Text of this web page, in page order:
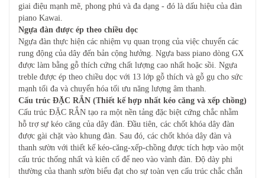
giai điệu mạnh mẽ, phong phú và đa dạng - đó là dấu hiệu của đàn
piano Kawai.
Ngựa đàn được ép theo chiều dọc
Ngựa đàn thực hiện các nhiệm vụ quan trọng của việc chuyển các
rung động của dây đến bản cộng hưởng. Ngựa bass piano dòng GX
được làm bằng gỗ thích cứng chất lượng cao nhất hoặc sồi. Ngựa
treble được ép theo chiều dọc với 13 lớp gỗ thích và gỗ gụ cho sức
mạnh tối đa và chuyển hóa tối ưu năng lượng âm thanh.
Cấu trúc ĐẶC RẮN (Thiết kế hợp nhất kéo căng và xếp chồng)
Cấu trúc ĐẶC RẮN tạo ra một nền tảng đặc biệt cứng chắc nhằm
hỗ trợ sự kéo căng của dây đàn. Đầu tiên, các chốt khóa dây đàn
được gài chặt vào khung đàn. Sau đó, các chốt khóa dây đàn và
thanh sườn với thiết kế kéo-căng-xếp-chồng được tích hợp vào một
cấu trúc thống nhất và kiên cố để neo vào vành đàn. Độ dày phi
thường của thanh sườn biểu đạt cho sự toàn vẹn cấu trúc chắc chắn